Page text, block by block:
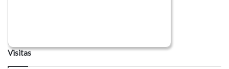
Visitas